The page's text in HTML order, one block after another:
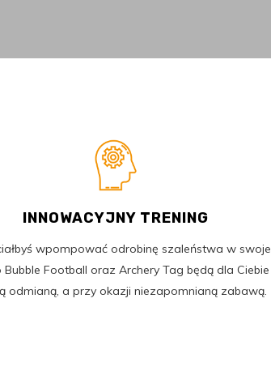
INNOWACYJNY TRENING
wpompować odrobinę szaleństwa w swoje
Bubble Football oraz Archery Tag będą dla Ciebie
odmianą, a przy okazji niezapomnianą zabawą.